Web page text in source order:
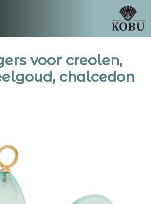
voor creolen,
chalcedon